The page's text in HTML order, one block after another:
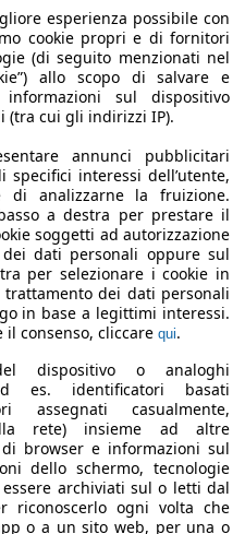
kW (197 PS)
km/h
ccm
Diesel
esperienza possibile con
cookie propri e di fornitori
(di seguito menzionati nel
allo scopo di salvare e
sul dispositivo
(tra cui gli indirizzi IP).
annunci pubblicitari
interessi dell’utente,
di analizzarne la fruizione.
a destra per prestare il
soggetti ad autorizzazione
dati personali oppure sul
per selezionare i cookie in
dei dati personali
in base a legittimi interessi.
il consenso, cliccare qui.
dispositivo o analoghi
es. identificatori basati
assegnati casualmente,
rete) insieme ad altre
browser e informazioni sul
dello schermo, tecnologie
archiviati sul o letti dal
riconoscerlo ogni volta che
o a un sito web, per una o